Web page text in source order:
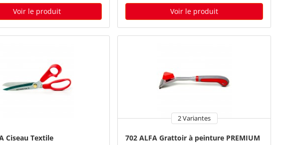
Voir le produit Voir le produit
Ciseau Textile
2 Variantes
702 ALFA Grattoir à peinture PREMIUM